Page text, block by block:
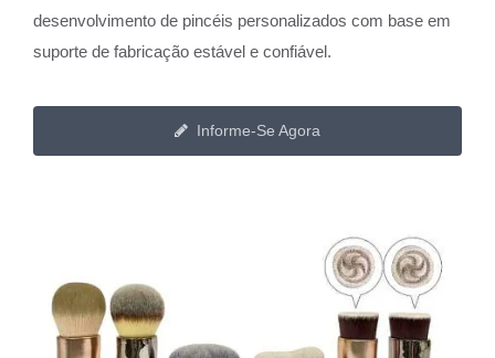
desenvolvimento de pincéis personalizados com base em
suporte de fabricação estável e confiável.
Informe-Se Agora